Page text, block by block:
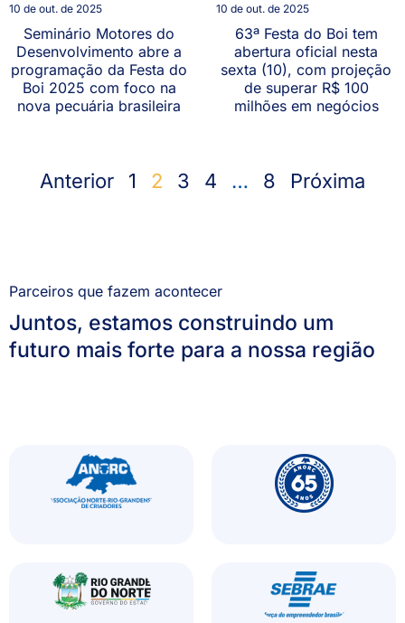
10 de out. de 2025
Seminário Motores do
Desenvolvimento abre a
programação da Festa do
Boi 2025 com foco na
nova pecuária brasileira
10 de out. de 2025
63ª Festa do Boi tem
abertura oficial nesta
sexta (10), com projeção
de superar R$ 100
milhões em negócios
Anterior 1 2 3 4 … 8 Próxima
Parceiros que fazem acontecer
Juntos, estamos construindo um
futuro mais forte para a nossa região